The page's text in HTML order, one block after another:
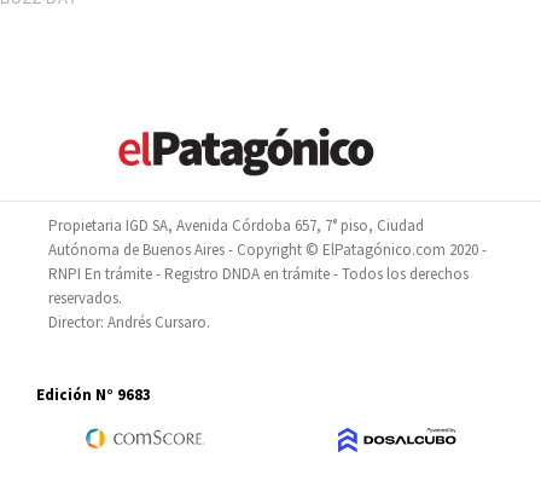
Propietaria IGD SA, Avenida Córdoba 657, 7° piso, Ciudad
Autónoma de Buenos Aires - Copyright © ElPatagónico.com 2020 -
RNPI En trámite - Registro DNDA en trámite - Todos los derechos
reservados.
Director: Andrés Cursaro.
Edición N° 9683